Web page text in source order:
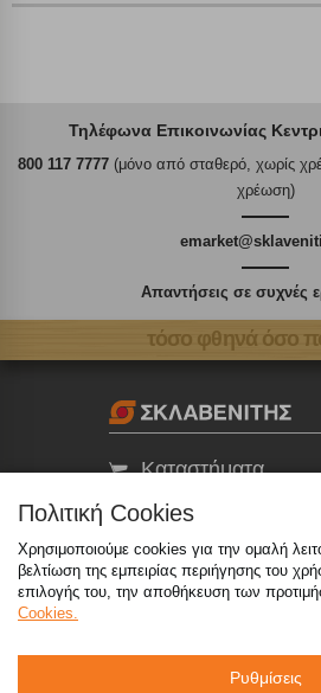
Τηλέφωνα Επικοινωνίας
800 117 7777(μόνο από σταθερό, χωρίς
χρέωση)
Απαντήσεις σε συχνές
τόσο φθηνά όσο
Καταστήματα
eMarket
800 117 7777 (μόνο από
info@sklavenitis.gr
Πολιτική Cookies
Χρησιμοποιούμε cookies για την ομαλή
βελτίωση της εμπειρίας περιήγησης του
επιλογής του, την αποθήκευση των
Cookies.
Ρυθμίσεις